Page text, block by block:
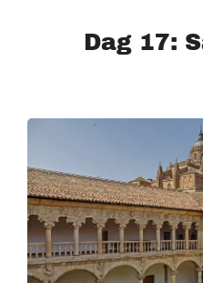
Dag 17: